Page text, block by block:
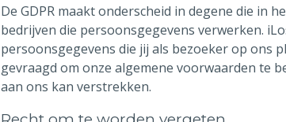
De GDPR maakt onderscheid in degene die in
bedrijven die persoonsgegevens verwerken.
persoonsgegevens die jij als bezoeker op ons
gevraagd om onze algemene voorwaarden te
aan ons kan verstrekken.